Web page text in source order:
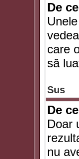
De
care
să
Sus
De
Doar
nu